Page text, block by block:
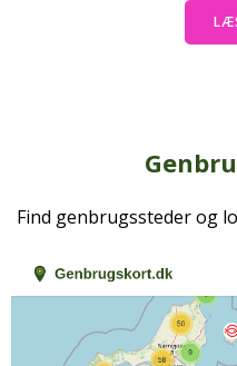
Find genbrugssteder og